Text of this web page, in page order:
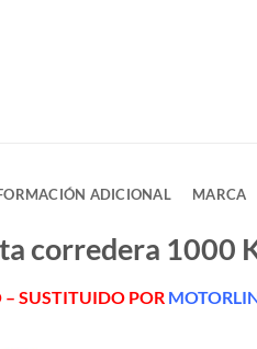
ADICIONAL MARCA
corredera 1000
– SUSTITUIDO POR